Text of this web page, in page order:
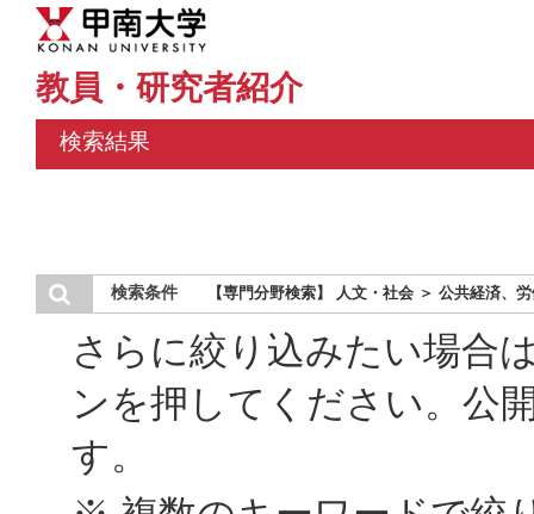
教員・研究者紹介
検索結果
検索条件 【専門分野検索】 人文・社会 ＞ 公共経済、
さらに絞り込みたい場合
ンを押してください。公
す。